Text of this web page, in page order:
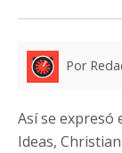
Por
Así se expresó
Ideas,